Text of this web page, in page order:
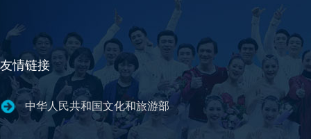
友情链接
中华人民共和国文化和旅游部